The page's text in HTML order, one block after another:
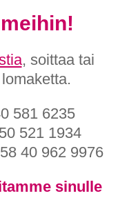
, soittaa tai
581 6235
521 1934
40 962 9976
sinulle